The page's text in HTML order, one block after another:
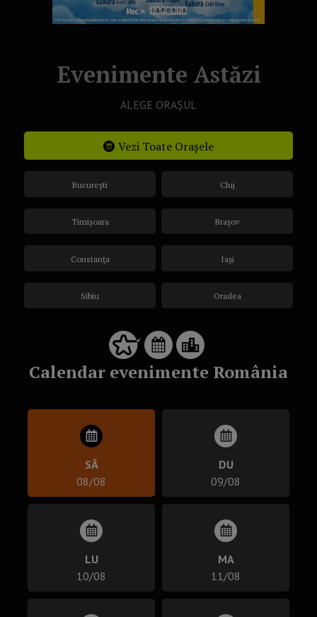
Evenimente Astăzi
ALEGE ORAȘUL
Vezi Toate Orașele
București
Timișoara
Constanța
Sibiu
Cluj
Brașov
Iași
Oradea
Calendar evenimente România
SÂ
08/08
DU
09/08
LU
10/08
MA
11/08